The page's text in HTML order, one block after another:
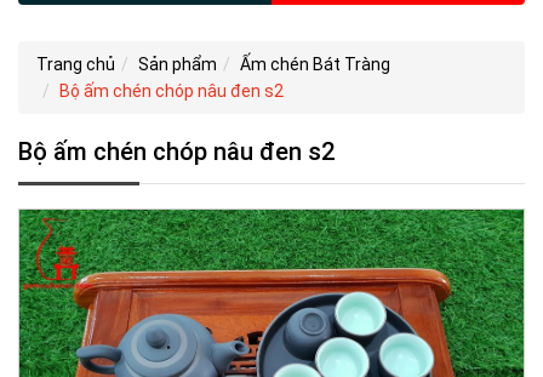
Trang chủ Sản phẩm
Ấm chén Bát Tràng
Bộ ấm chén chóp nâu đen s2
Bộ ấm chén chóp nâu đen s2